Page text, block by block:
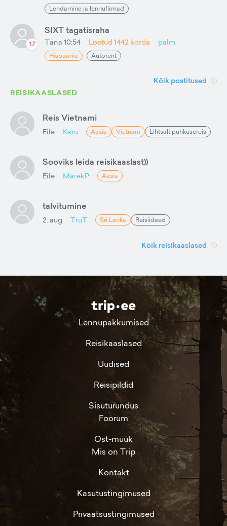
Lendamine ja lennufirmad
17
SIXT tagatisraha
Täna 10:54 Loetud 1442 korda palm
Hispaania Autorent
Kõik postitused
REISIKAASLASED
Reis Vietnami
Eile Karu Aasia Vietnam Lihtsalt puhkusereis
Sooviks leida reisikaaslast))
Eile MarekP Aasia
talvitumine
2. aug TruT Sri Lanka Reisiideed
Kõik reisikaaslased
Lennupakkumised
Reisikaaslased
Uudised
Reisipildid
Sisuturundus
Foorum
Ost-müük
Mis on Trip
Kontakt
Kasutustingimused
Privaatsustingimused